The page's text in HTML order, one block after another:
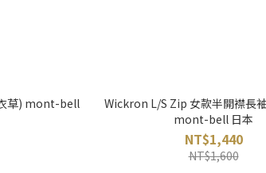
草) mont-bell
Wickron L/S Zip 女款半開襟長
mont-bell 日本
NT$1,440
NT$1,600